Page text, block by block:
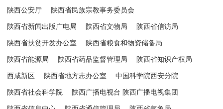
陕西公安厅 陕西省民族宗教事务委员会
陕西省新闻出版广电局 陕西省文物局 陕西省信访局
陕西省扶贫开发办公室 陕西省粮食和物资储备局
陕西省能源局 陕西省药品监督管理局 陕西省知识产权局
西咸新区 陕西省地方志办公室 中国科学院西安分院
陕西省社会科学院 陕西广播电视台 陕西广播电视集团